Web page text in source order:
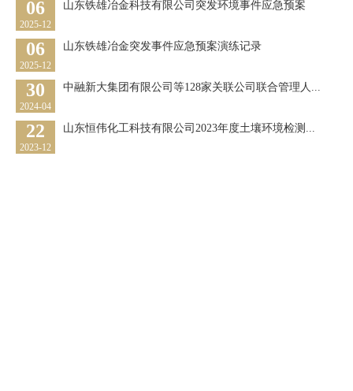
06
2025-12
山东铁雄冶金科技有限公司突发环境事件应急预案
06
2025-12
山东铁雄冶金突发事件应急预案演练记录
30
2024-04
中融新大集团有限公司等128家关联公司联合管理人...
22
2023-12
山东恒伟化工科技有限公司2023年度土壤环境检测...